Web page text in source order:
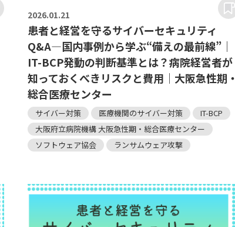
2026.01.21
患者と経営を守るサイバーセキュリティ
Q&A―国内事例から学ぶ“備えの最前線”｜
IT-BCP発動の判断基準とは？病院経営者が
知っておくべきリスクと費用｜大阪急性期・
総合医療センター
サイバー対策 医療機関のサイバー対策
IT-BCP
大阪府立病院機構 大阪急性期・総合医療センター
ソフトウェア協会
ランサムウェア攻撃